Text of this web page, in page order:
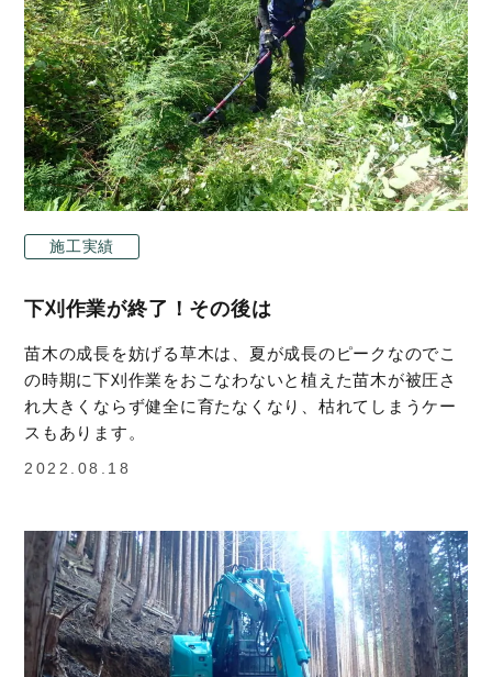
施工実績
下刈作業が終了！その後は
苗木の成長を妨げる草木は、夏が成長のピークなのでこ
の時期に下刈作業をおこなわないと植えた苗木が被圧さ
れ大きくならず健全に育たなくなり、枯れてしまうケー
スもあります。
2022.08.18